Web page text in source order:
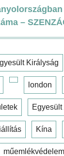
–
Királyság
london
Kína
műemlékvédelem